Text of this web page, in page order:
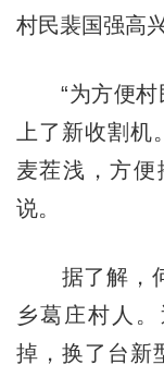
村民裴国强高
“为方便村
上了新收割
麦茬浅，方便
说。
据了解，何
乡葛庄村人
掉，换了台新